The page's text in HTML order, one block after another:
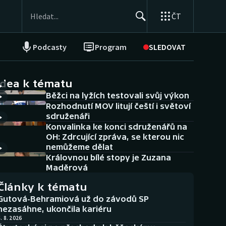
ČT
Podcasty Program SLEDOVAT
NEPŘEHLÉDNĚTE
Historické návraty
Aplikace ČT sport
AZ kvíz
k tématu
Běžci na lyžích testovali svůj výkon
Rozhodnutí MOV litují čeští i světoví
sdruženáři
Konvalinka ke konci sdruženářů na
OH: Zdrcující zpráva, se kterou nic
nemůžeme dělat
Královnou bílé stopy je Zuzana
Maděrová
k tématu
Behramiová už do závodů SP
ukončila kariéru
8. 2026